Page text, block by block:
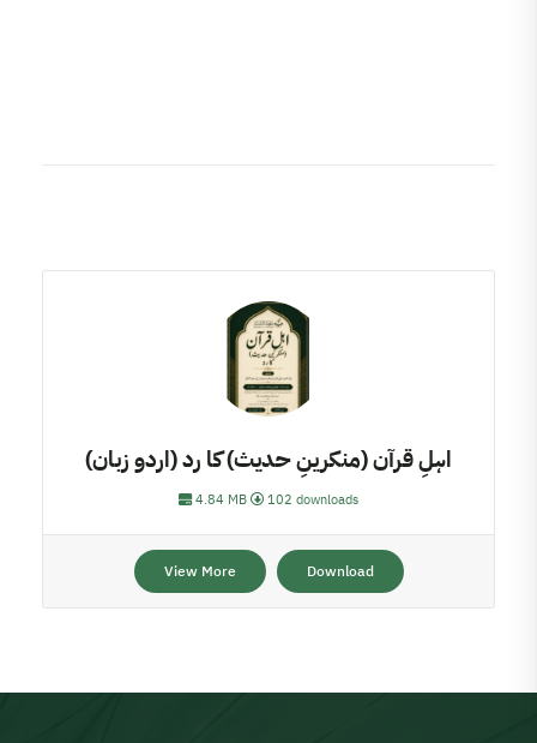
اہلِ قرآن (منکرینِ حدیث) کا رد (اردو زبان)
4.84 MB 102 downloads
View More Download